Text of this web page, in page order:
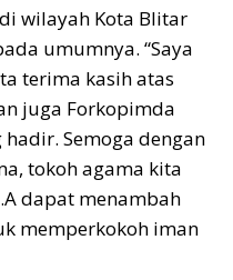
wilayah Kota Blitar
umumnya. “Saya
terima kasih atas
juga Forkopimda
Semoga dengan
tokoh agama kita
dapat menambah
memperkokoh iman